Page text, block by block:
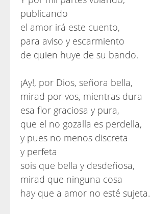
publicando
el amor irá este cuento,
para aviso y escarmiento
de quien huye de su bando.
¡Ay!, por Dios, señora bella,
mirad por vos, mientras dura
esa flor graciosa y pura,
que el no gozalla es perdella,
y pues no menos discreta
y perfeta
sois que bella y desdeñosa,
mirad que ninguna cosa
hay que a amor no esté sujeta.